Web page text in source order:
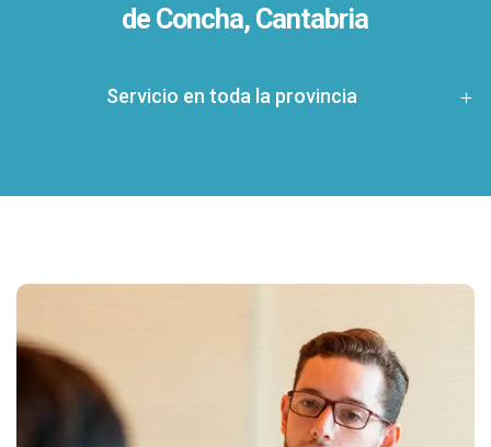
de Concha, Cantabria
Servicio en toda la provincia